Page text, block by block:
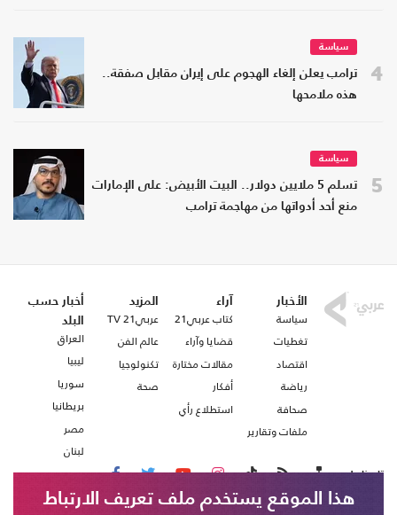
4
سياسة
ترامب يعلن إلغاء الهجوم على إيران مقابل صفقة..
هذه ملامحها
5
سياسة
تسلم 5 ملايين دولار.. البيت الأبيض: على الإمارات
منع أحد أدواتها من مهاجمة ترامب
الأخبار
سياسة
تغطيات
اقتصاد
رياضة
صحافة
ملفات وتقارير
آراء
كتاب عربي21
قضايا وآراء
مقالات مختارة
أفكار
استطلاع رأي
المزيد
عربي21 TV
عالم الفن
تكنولوجيا
صحة
أخبار حسب
البلد
العراق
ليبيا
سوريا
بريطانيا
مصر
لبنان
تابعنا على
هذا الموقع يستخدم ملف تعريف الارتباط